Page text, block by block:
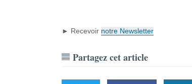
► Recevoir notre Newsletter
Partagez cet article